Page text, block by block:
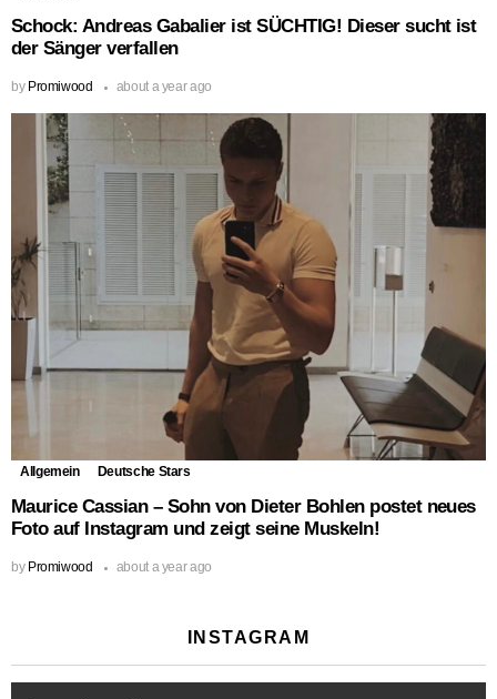
Schock: Andreas Gabalier ist SÜCHTIG! Dieser sucht ist
der Sänger verfallen
by Promiwood about a year ago
Allgemein Deutsche Stars
Maurice Cassian – Sohn von Dieter Bohlen postet neues
Foto auf Instagram und zeigt seine Muskeln!
by Promiwood about a year ago
INSTAGRAM